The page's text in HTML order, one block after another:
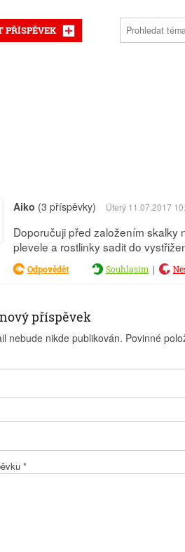
PŘÍSPĚVEK
Aiko (3 příspěvky) Úterý 11.07.2017
Doporučuji před založením skalky
plevele a rostlinky sadit do
Odpovědět Souhlasím |
příspěvek
nebude nikde publikován. Povinné
*